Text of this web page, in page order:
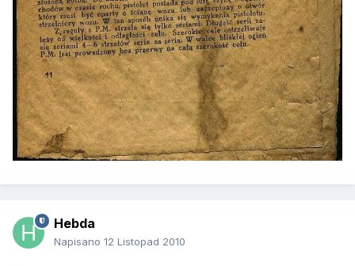
Hebda
Napisano 12 Listopad 2010